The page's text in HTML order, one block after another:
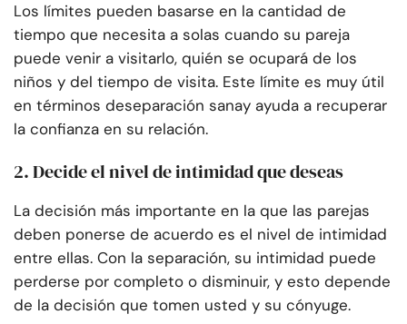
Los límites pueden basarse en la cantidad de
tiempo que necesita a solas cuando su pareja
puede venir a visitarlo, quién se ocupará de los
niños y del tiempo de visita. Este límite es muy útil
en términos deseparación sanay ayuda a recuperar
la confianza en su relación.
2. Decide el nivel de intimidad que deseas
La decisión más importante en la que las parejas
deben ponerse de acuerdo es el nivel de intimidad
entre ellas. Con la separación, su intimidad puede
perderse por completo o disminuir, y esto depende
de la decisión que tomen usted y su cónyuge.